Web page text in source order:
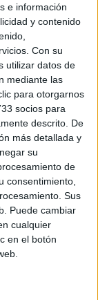
e información
y contenido
Con su
utilizar datos de
mediante las
para otorgarnos
socios para
descrito. De
más detallada y
su
de
consentimiento,
Sus
Puede cambiar
cualquier
en el botón
en
parapente
diez
atender a los
al
casa y
dueña
el análisis